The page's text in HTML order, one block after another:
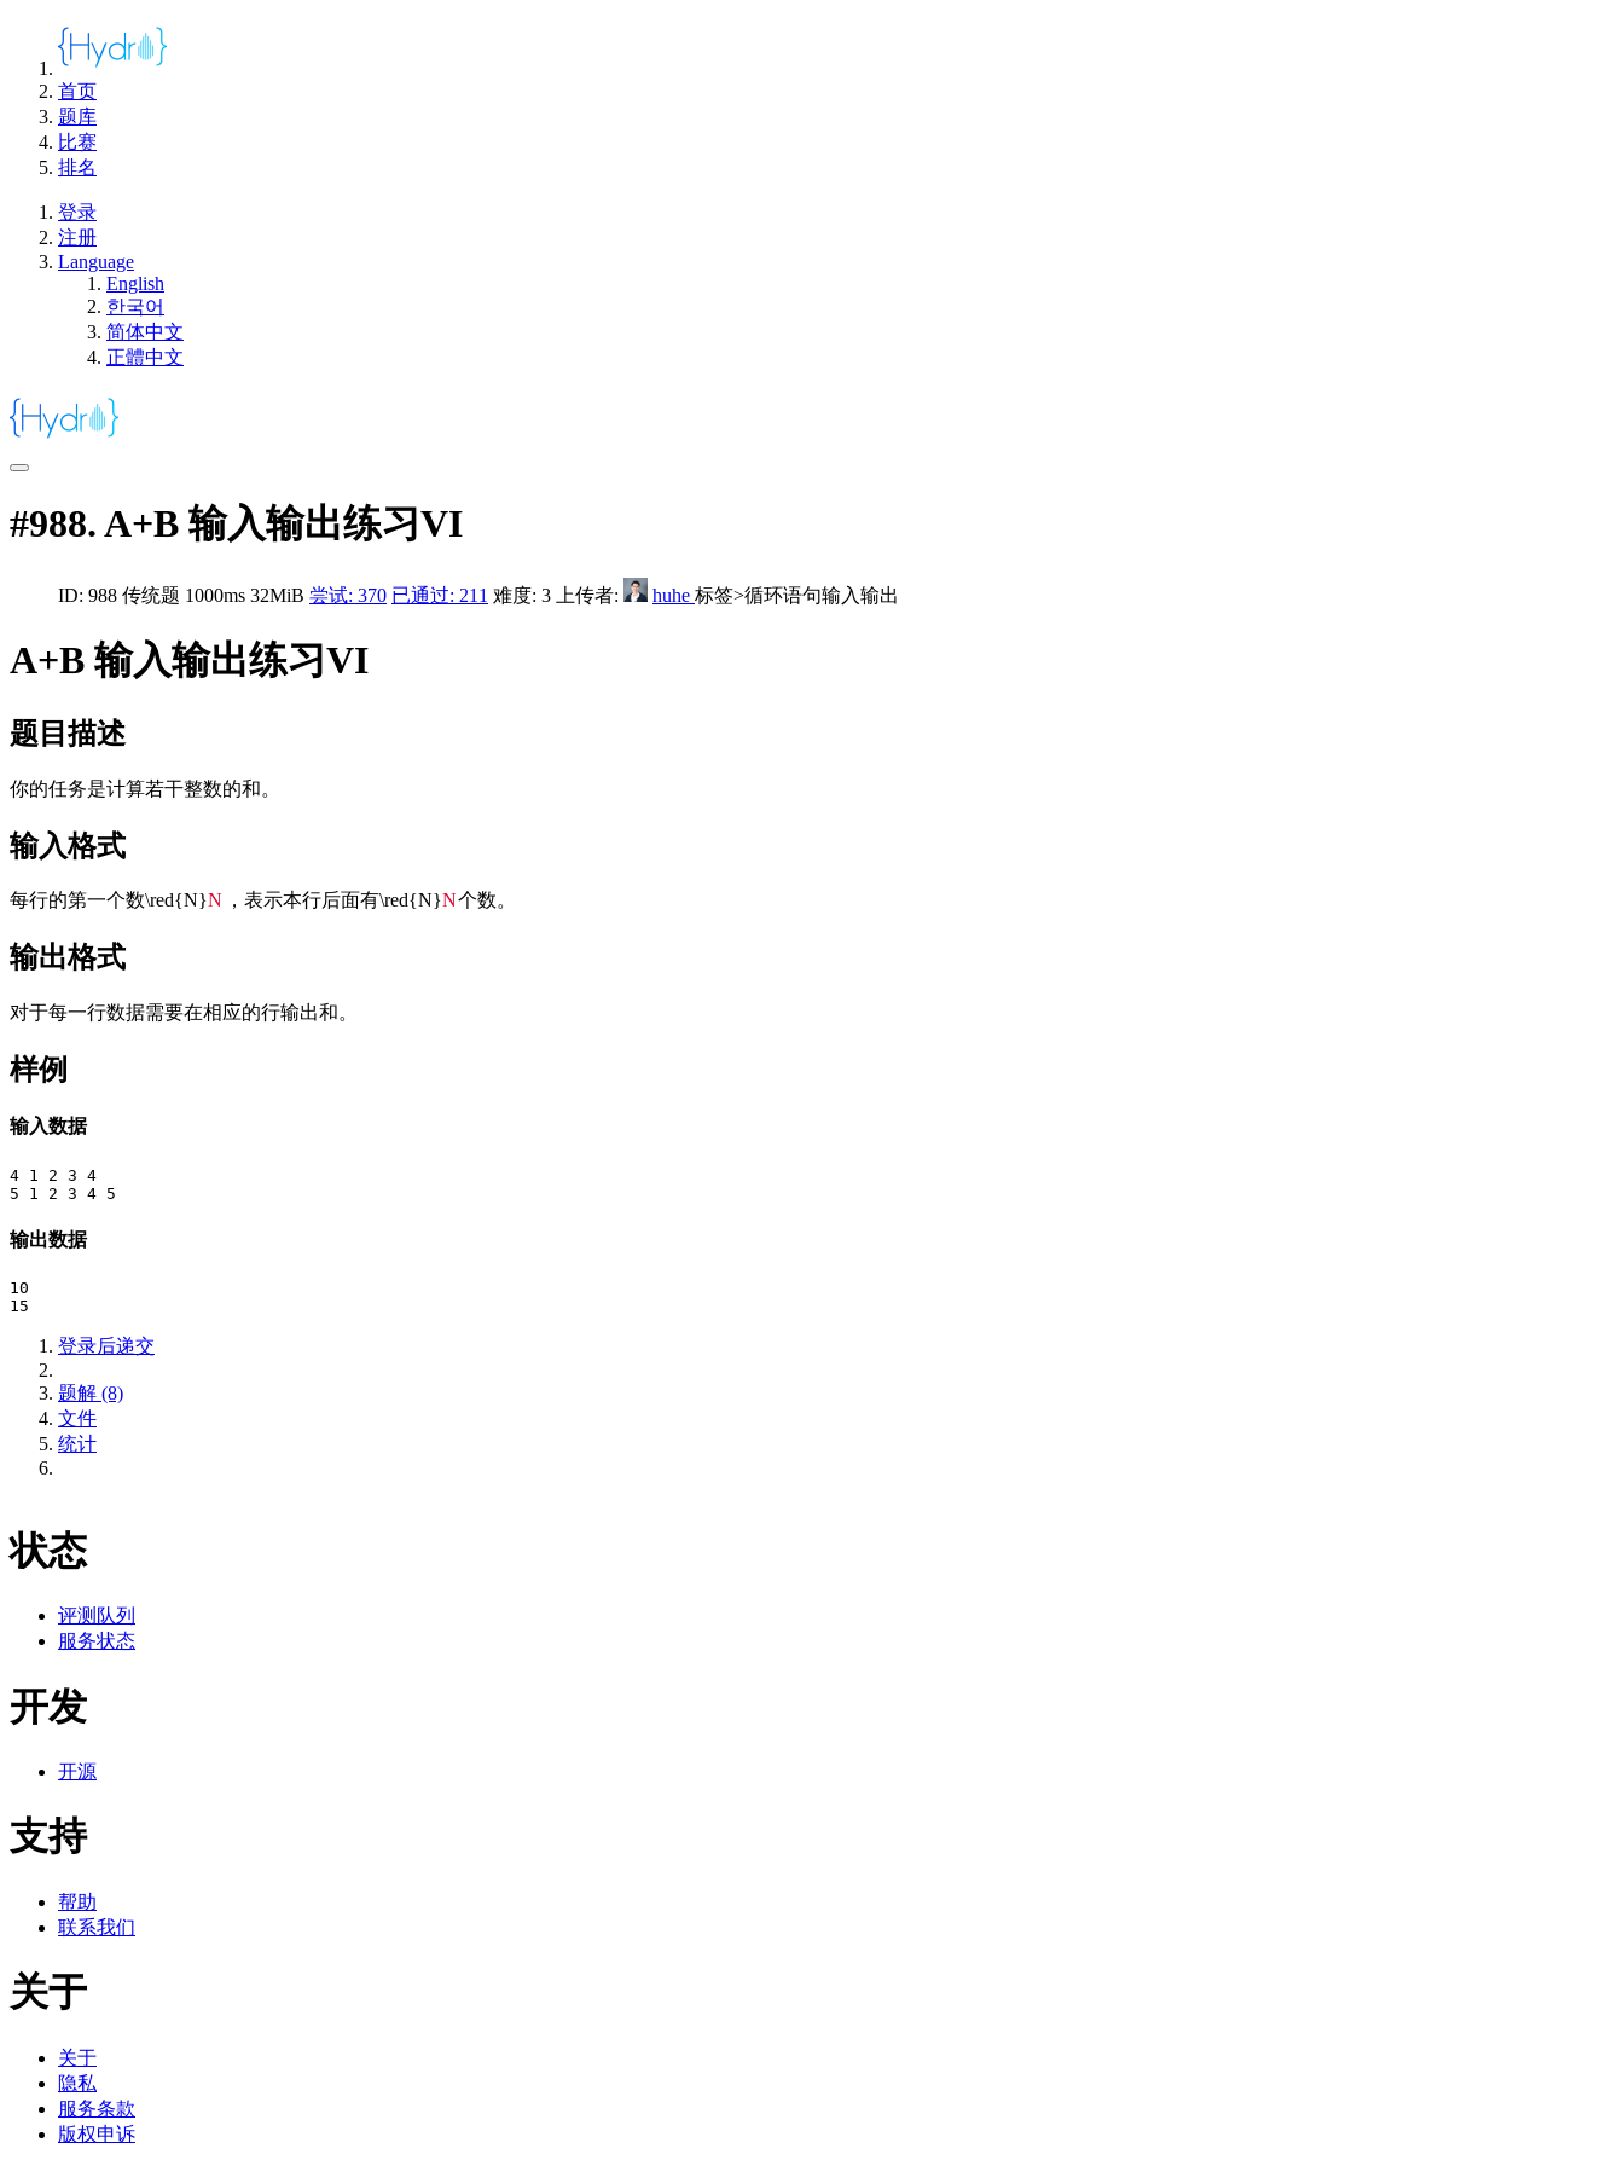
首页
题库
比赛
排名
登录
注册
Language
English
한국어
简体中文
正體中文
#988. A+B 输入输出练习VI
ID: 988 传统题 1000ms 32MiB 尝试: 370 已通过: 211 难度: 3 上传者: huhe 标签>循环语句输入输出
A+B 输入输出练习VI
题目描述
你的任务是计算若干整数的和。
输入格式
每行的第一个数\red{N}N ，表示本行后面有\red{N}N个数。
输出格式
对于每一行数据需要在相应的行输出和。
样例
输入数据
4 1 2 3 4
输出数据
10
登录后递交
题解 (8)
文件
统计
状态
评测队列
服务状态
开发
开源
支持
帮助
联系我们
关于
关于
隐私
服务条款
版权申诉